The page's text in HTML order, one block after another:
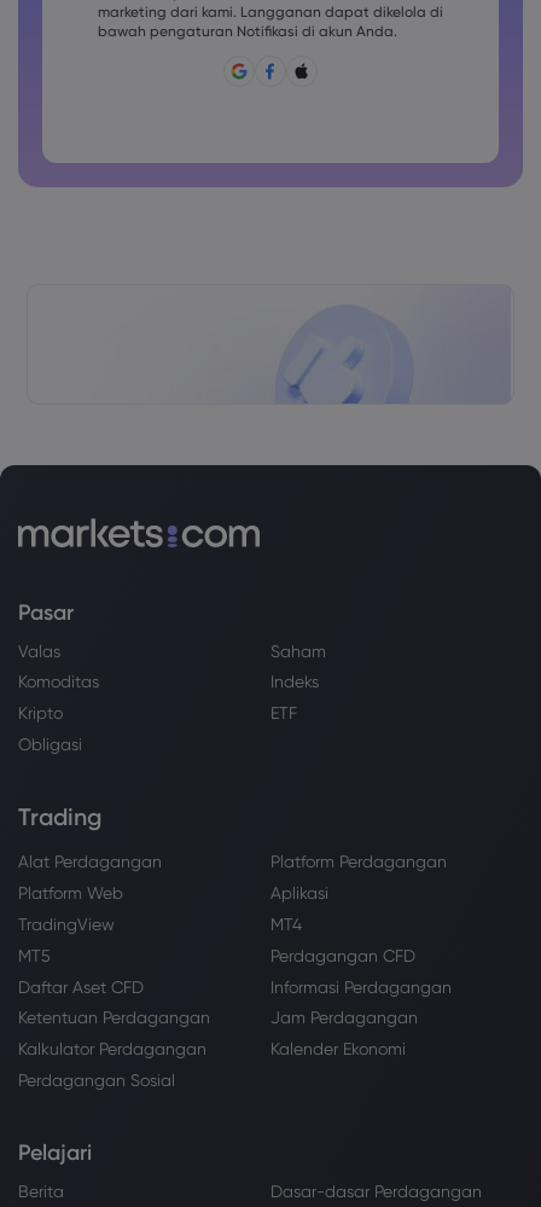
Sandi harus berisi ~!@#£%^&amp;*()_-+=:;&lt;&gt;{,[]?,.
marketing dari kami. Langganan dapat dikelola di
bawah pengaturan Notifikasi di akun Anda.
Pasar
Valas
Saham
Komoditas
Indeks
Kripto
ETF
Obligasi
Trading
Alat Perdagangan
Platform Perdagangan
Platform Web
Aplikasi
TradingView
MT4
MT5
Perdagangan CFD
Daftar Aset CFD
Informasi Perdagangan
Ketentuan Perdagangan
Jam Perdagangan
Kalkulator Perdagangan
Kalender Ekonomi
Perdagangan Sosial
Pelajari
Berita
Dasar-dasar Perdagangan